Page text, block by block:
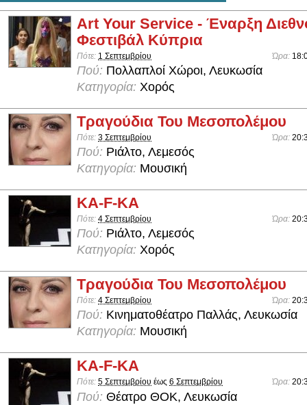
Art Your Service - Έναρξη
Φεστιβάλ Κύπρια
Πότε: 1 Σεπτεμβρίου Ώρα:
Πού: Πολλαπλοί Χώροι, Λευκωσία
Κατηγορία: Χορός
Τραγούδια Του Μεσοπολέμου
Πότε: 3 Σεπτεμβρίου Ώρα:
Πού: Ριάλτο, Λεμεσός
Κατηγορία: Μουσική
KA-F-KA
Πότε: 4 Σεπτεμβρίου Ώρα:
Πού: Ριάλτο, Λεμεσός
Κατηγορία: Χορός
Τραγούδια Του Μεσοπολέμου
Πότε: 4 Σεπτεμβρίου Ώρα:
Πού: Κινηματοθέατρο Παλλάς, Λευκωσία
Κατηγορία: Μουσική
KA-F-KA
Πότε: 5 Σεπτεμβρίου έως 6 Σεπτεμβρίου Ώρα:
Πού: Θέατρο ΘΟΚ, Λευκωσία